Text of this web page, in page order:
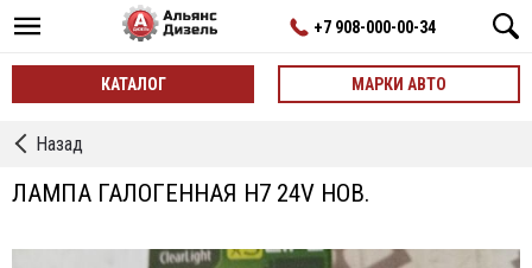
+7 908-000-00-34
КАТАЛОГ МАРКИ АВТО
←Назад
ЛАМПА ГАЛОГЕННАЯ H7 24V НОВ.